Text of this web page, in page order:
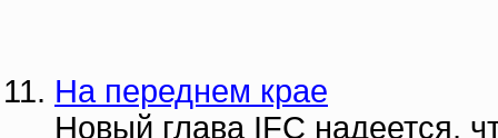
На переднем крае
Новый глава IFC надеется,